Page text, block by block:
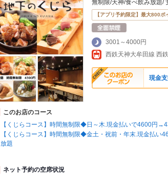
無制限/天神/食べ飲み放題/
【アプリ予約限定】最大800ポ
3001～4000円
西鉄天神大牟田線 西
現金
このお店のコース
【くじらコース】時間無制限◆日～木.現金払いで4600円
【くじらコース】時間無制限◆金土・祝前・年末.現金払
放題
ネット予約の空席状況